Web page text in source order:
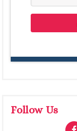
Follow Us